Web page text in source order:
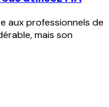
aux professionnels de
mais son